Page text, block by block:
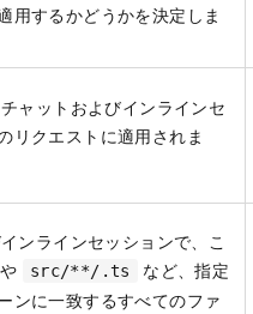
用するかどうかを決定しま
ャットおよびインラインセ
リクエストに適用されま
ンラインセッションで、こ
や src/**/.ts
など、指定
ンに一致するすべてのファ